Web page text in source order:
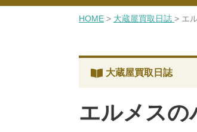
HOME 大蔵屋買取日誌 エ
エルメスの
大蔵屋買取日誌